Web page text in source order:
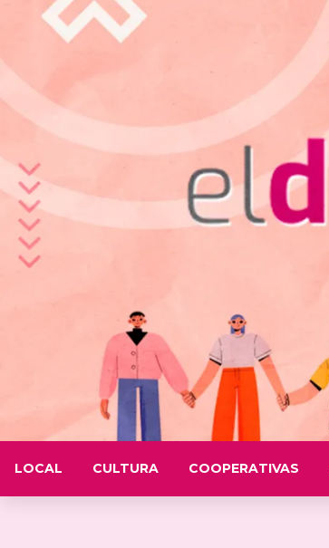
LOCAL CULTURA COOPERATIVAS